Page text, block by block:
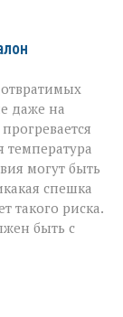
даже на
температура
могут быть
спешка
такого риска.
быть с